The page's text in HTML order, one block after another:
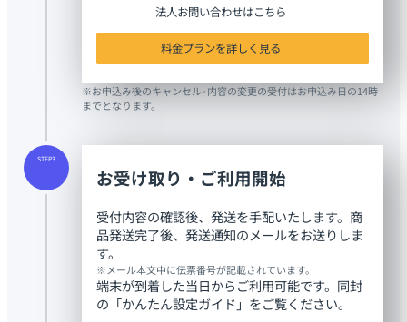
法人お問い合わせはこちら
料金プランを詳しく見る
※お申込み後のキャンセル·内容の変更の受付はお申込み日の14時
までとなります。
お受け取り・ご利用開始
受付内容の確認後、発送を手配いたします。商
品発送完了後、発送通知のメールをお送りしま
す。
※メール本文中に伝票番号が記載されています。
端末が到着した当日からご利用可能です。同封
の「かんたん設定ガイド」をご覧ください。
STEP3